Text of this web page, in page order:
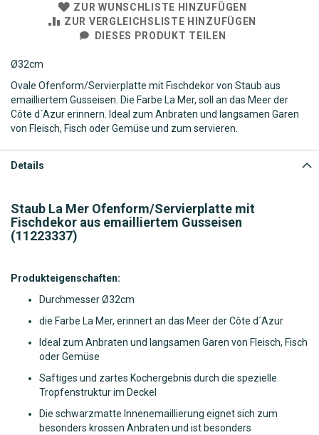
ZUR WUNSCHLISTE HINZUFÜGEN
ZUR VERGLEICHSLISTE HINZUFÜGEN
DIESES PRODUKT TEILEN
Ø32cm
Ovale Ofenform/Servierplatte mit Fischdekor von Staub aus
emailliertem Gusseisen. Die Farbe La Mer, soll an das Meer der
Côte d´Azur erinnern. Ideal zum Anbraten und langsamen Garen
von Fleisch, Fisch oder Gemüse und zum servieren.
Details
Staub La Mer Ofenform/Servierplatte mit
Fischdekor aus emailliertem Gusseisen
(11223337)
Produkteigenschaften:
Durchmesser Ø32cm
die Farbe La Mer, erinnert an das Meer der Côte d´Azur
Ideal zum Anbraten und langsamen Garen von Fleisch, Fisch
oder Gemüse
Saftiges und zartes Kochergebnis durch die spezielle
Tropfenstruktur im Deckel
Die schwarzmatte Innenemaillierung eignet sich zum
besonders krossen Anbraten und ist besonders